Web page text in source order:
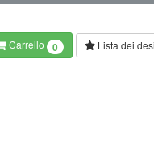
Carrello 0 Lista dei